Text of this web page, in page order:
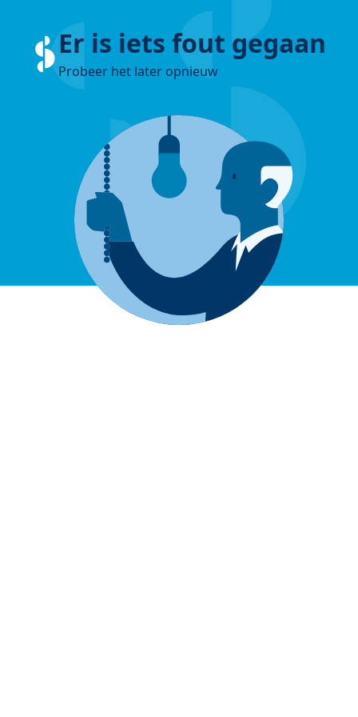
Er is iets fout gegaan
Probeer het later opnieuw